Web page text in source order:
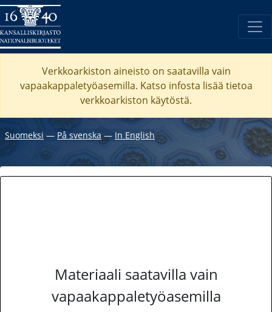
Verkkoarkiston aineisto on saatavilla vain
vapaakappaletyöasemilla. Katso infosta lisää tietoa
verkkoarkiston käytöstä.
Suomeksi ― På svenska― In English
Materiaali saatavilla vain
vapaakappaletyöasemilla